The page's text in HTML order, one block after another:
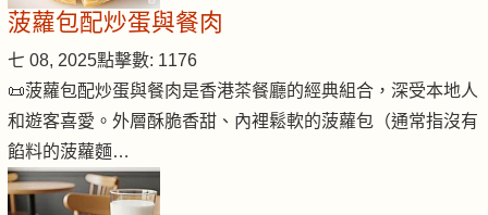
菠蘿包配炒蛋與餐肉
七 08, 2025點擊數: 1176
📜菠蘿包配炒蛋與餐肉是香港茶餐廳的經典組合，深受本地人
和遊客喜愛。外層酥脆香甜、內裡鬆軟的菠蘿包（通常指沒有
餡料的菠蘿麵…